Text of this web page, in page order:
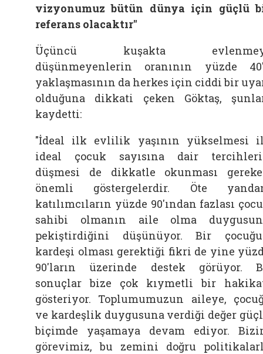
vizyonumuz bütün dünya için güçlü
referans olacaktır"
Üçüncü kuşakta
düşünmeyenlerin oranının yüzde
yaklaşmasının da herkes için ciddi bir
olduğuna dikkati çeken Göktaş,
kaydetti:
"İdeal ilk evlilik yaşının yükselmesi
ideal çocuk sayısına dair
düşmesi de dikkatle okunması
önemli göstergelerdir. Öte
katılımcıların yüzde 90'ından fazlası
sahibi olmanın
aile
olma
pekiştirdiğini düşünüyor. Bir
kardeşi olması gerektiği fikri de yine
90'ların üzerinde destek görüyor.
sonuçlar bize çok kıymetli bir
gösteriyor. Toplumumuzun aileye,
ve kardeşlik duygusuna verdiği değer
biçimde yaşamaya devam ediyor.
görevimiz, bu zemini doğru